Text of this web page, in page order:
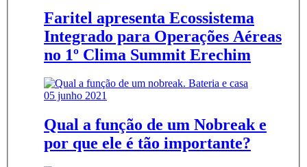
Faritel apresenta Ecossistema
Integrado para Operações Aéreas
no 1º Clima Summit Erechim
05 junho 2021
Qual a função de um Nobreak e
por que ele é tão importante?